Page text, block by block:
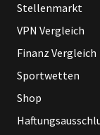
Stellenmarkt
VPN Vergleich
Finanz Vergleich
Sportwetten
Shop